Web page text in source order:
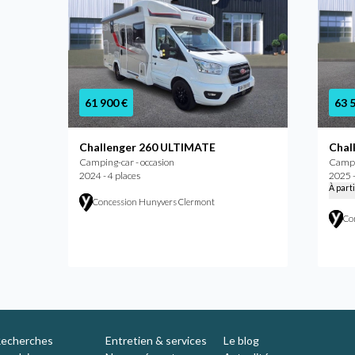
61 900 €
Challenger 260 ULTIMATE
Camping-car - occasion
2024 - 4 places
Concession Hunyvers Clermont
63
2025
À
Entretien & services
Le blog